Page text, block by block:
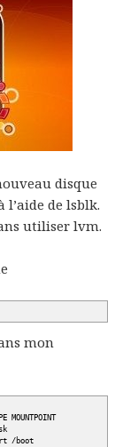
disque
l’aide de lsblk.
utiliser lvm.
mon
/boot